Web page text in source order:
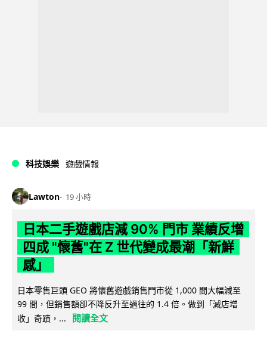
科技娛樂 遊戲情報
Lawton 19 小時
日本二手遊戲店減 90% 門市 業績反增
四成 "懷舊"在 Z 世代變成最潮「新鮮
感」
日本零售巨頭 GEO 將懷舊遊戲銷售門市從 1,000 間大幅減至
99 間，但銷售額卻不降反升至過往的 1.4 倍。做到「減店增
收」奇蹟，...
閱讀全文